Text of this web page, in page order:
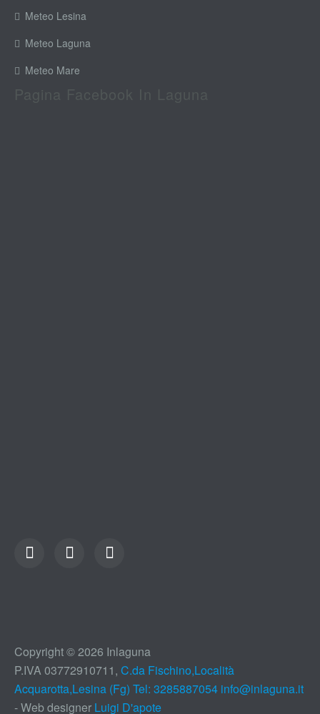
Meteo Lesina
Meteo Laguna
Meteo Mare
Copyright © 2026 Inlaguna
P.IVA 03772910711, C.da Fischino,Località
Acquarotta,Lesina (Fg) Tel: 3285887054 info@inlaguna.it
- Web designer Luigi D'apote